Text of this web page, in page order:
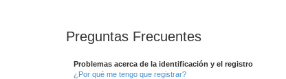
Preguntas Frecuentes
Problemas acerca de la identificación y el registro
¿Por qué me tengo que registrar?